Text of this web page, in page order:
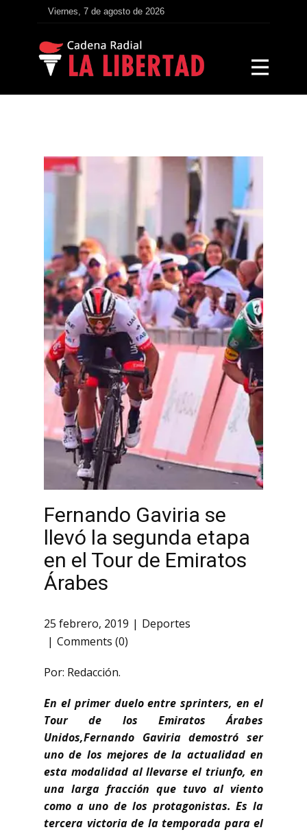
Viernes, 7 de agosto de 2026
Fernando Gaviria se
llevó la segunda etapa
en el Tour de Emiratos
Árabes
25 febrero, 2019
Deportes
Comments (0)
Por: Redacción.
En el primer duelo entre sprinters, en el
Tour de los Emiratos Árabes
Unidos,Fernando Gaviria demostró ser
uno de los mejores de la actualidad en
esta modalidad al llevarse el triunfo, en
una larga fracción que tuvo al viento
como a uno de los protagonistas. Es la
tercera victoria de la temporada para el